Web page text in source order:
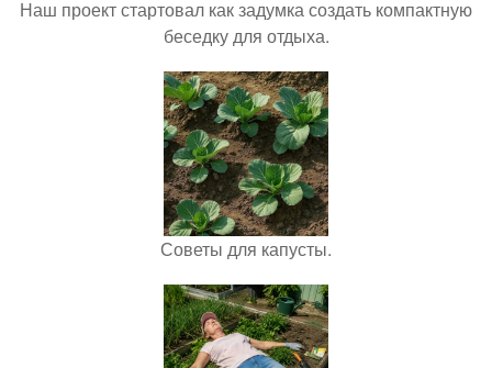
Наш проект стартовал как задумка создать компактную
беседку для отдыха.
Советы для капусты.